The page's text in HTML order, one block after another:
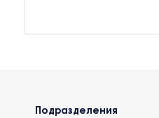
Подразделения